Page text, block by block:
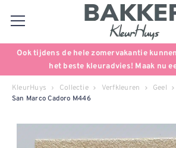
Ook tijdens de hele zomervakantie
het beste kleuradvies! Maak nu
KleurHuys Collectie Verfkleuren Geel
San Marco Cadoro M446